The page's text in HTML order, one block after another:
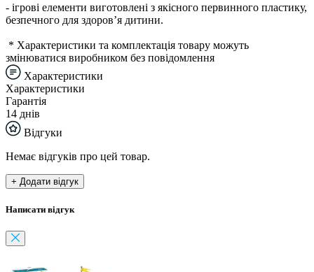
- ігрові елементи виготовлені з якісного первинного пластику,
безпечного для здоров’я дитини.
* Характеристики та комплектація товару можуть
змінюватися виробником без повідомлення
Характеристики
Характеристики
Гарантія
14 днів
Відгуки
Немає відгуків про цей товар.
+ Додати відгук
Написати відгук